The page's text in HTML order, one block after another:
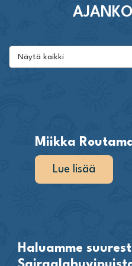
Miikka
Lue lisää
Haluamme